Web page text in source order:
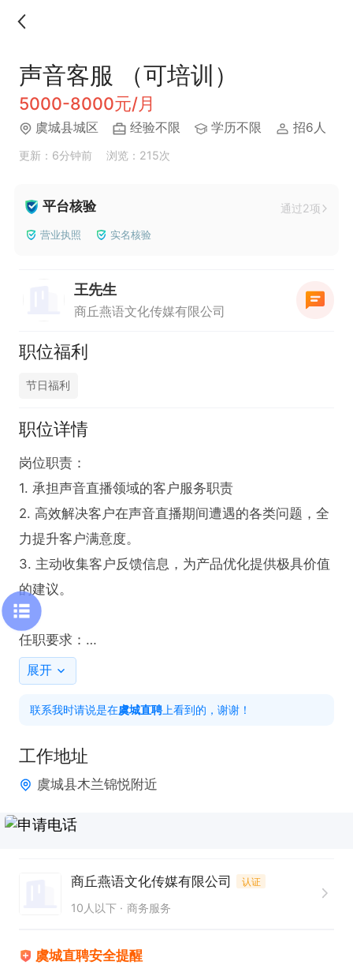
声音客服 （可培训）
5000-8000元/月
虞城县城区 经验不限 学历不限 招6人
更新：6分钟前 浏览：215次
平台核验 通过2项
营业执照 实名核验
王先生
商丘燕语文化传媒有限公司
职位福利
节日福利
职位详情
岗位职责：
1. 承担声音直播领域的客户服务职责
2. 高效解决客户在声音直播期间遭遇的各类问题，全
力提升客户满意度。
3. 主动收集客户反馈信息，为产品优化提供极具价值
的建议。
任职要求：
1. 需具备流利的普通话表达能力，此为开展工作的核
2. 拥有出色的沟通与问题解决能力，能够高效应对客
3. 工作态度认真负责，具备强烈的服务意识，专注于
为客户提供优质服务。
招聘人数：6
展开
联系我时请说是在虞城直聘 上看到的，谢谢！
工作地址
虞城县木兰锦悦附近
商丘燕语文化传媒有限公司 认证
10人以下 商务服务
虞城直聘安全提醒